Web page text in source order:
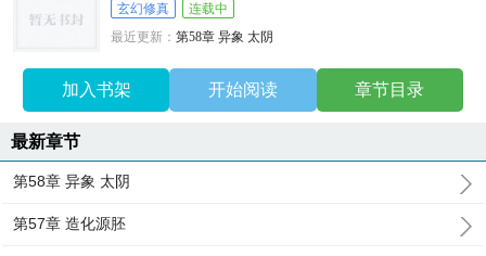
玄幻修真
连载中
最近更新：第58章 异象 太阴
加入书架 开始阅读 章节目录
最新章节
第58章 异象 太阴
第57章 造化源胚